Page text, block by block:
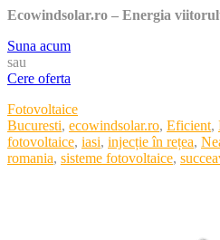
Ecowindsolar.ro – Energia
Suna acum
sau
Cere oferta
Categories
Fotovoltaice
Tags
Bucuresti, ecowindsolar.ro, Eficient,
fotovoltaice, iasi, injecție în rețea,
romania, sisteme fotovoltaice,